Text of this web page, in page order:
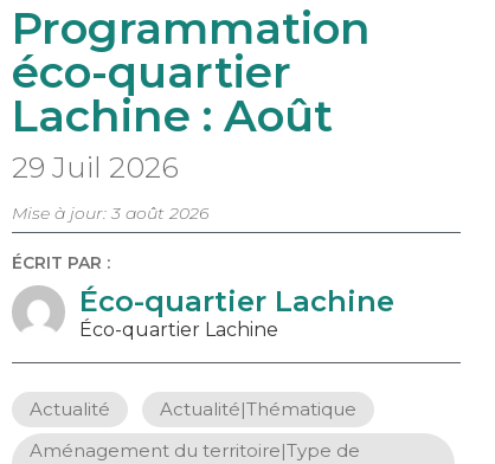
Programmation
éco-quartier
Lachine : Août
29 Juil 2026
Mise à jour: 3 août 2026
ÉCRIT PAR :
Éco-quartier Lachine
Éco-quartier Lachine
Actualité Actualité|Thématique
Aménagement du territoire|Type de